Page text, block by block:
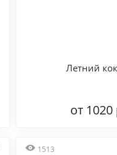
Летний
от 1020
1513